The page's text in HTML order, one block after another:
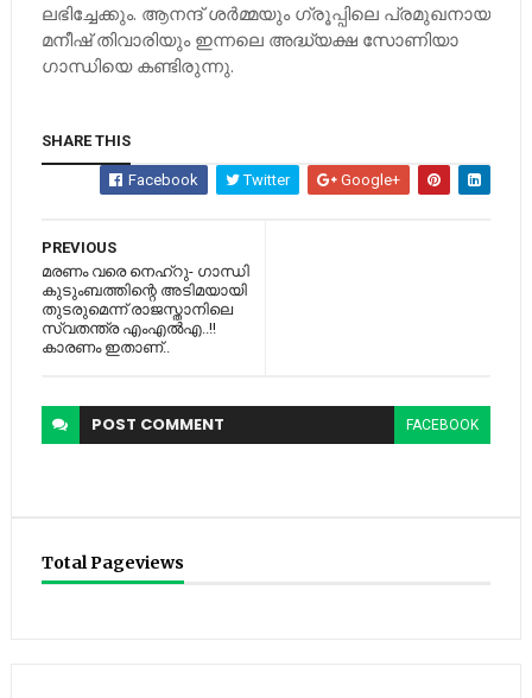
ലഭിച്ചേക്കും. ആനന്ദ് ശര്‍മ്മയും ഗ്രൂപ്പിലെ പ്രമുഖനായ
മനീഷ് തിവാരിയും ഇന്നലെ അദ്ധ്യക്ഷ സോണിയാ
ഗാന്ധിയെ കണ്ടിരുന്നു.
SHARE THIS
Facebook Twitter Google+
PREVIOUS
മരണം വരെ നെഹ്‌റു- ഗാന്ധി
കുടുംബത്തിന്റെ അടിമയായി
തുടരുമെന്ന് രാജസ്താനിലെ
സ്വതന്ത്ര എംഎല്‍എ..!!
കാരണം ഇതാണ്..
POST COMMENT FACEBOOK
Total Pageviews